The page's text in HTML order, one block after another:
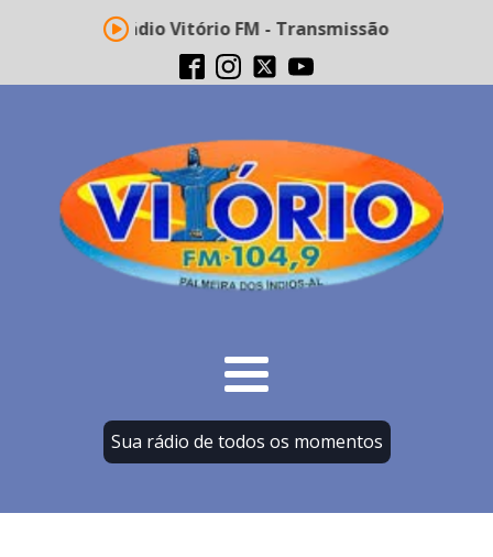
Rádio Vitório FM - Transmissão ao vivo
Sua rádio de todos os momentos